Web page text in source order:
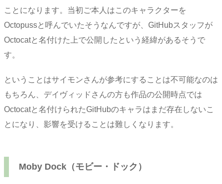
ことになります。当初ご本人はこのキャラクターを
Octopussと呼んでいたそうなんですが、GitHubスタッフが
Octocatと名付けた上で公開したという経緯があるそうで
す。
ということはサイモンさんが参考にすることは不可能なのは
もちろん、デイヴィッドさんの方も作品の公開時点では
Octocatと名付けられたGitHubのキャラはまだ存在しないこ
とになり、影響を受けることは難しくなります。
Moby Dock（モビー・ドック）